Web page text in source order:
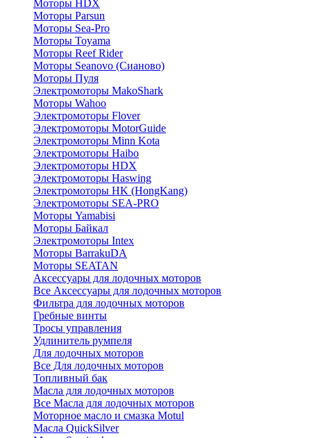
Моторы HDX
Моторы Parsun
Моторы Sea-Pro
Моторы Toyama
Моторы Reef Rider
Моторы Seanovo (Сианово)
Моторы Пуля
Электромоторы MakoShark
Моторы Wahoo
Электромоторы Flover
Электромоторы MotorGuide
Электромоторы Minn Kota
Электромоторы Haibo
Электромоторы HDX
Электромоторы Haswing
Электромоторы HK (HongKang)
Электромоторы SEA-PRO
Моторы Yamabisi
Моторы Байкал
Электромоторы Intex
Моторы BarrakuDA
Моторы SEATAN
Аксессуары для лодочных моторов
Все Аксессуары для лодочных моторов
Фильтра для лодочных моторов
Гребные винты
Тросы управления
Удлинитель румпеля
Для лодочных моторов
Все Для лодочных моторов
Топливный бак
Масла для лодочных моторов
Все Масла для лодочных моторов
Моторное масло и смазка Motul
Масла QuickSilver